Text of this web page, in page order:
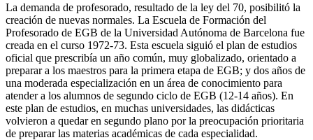
La demanda de profesorado, resultado de la ley del 70, posibilitó la
creación de nuevas normales. La Escuela de Formación del
Profesorado de EGB de la Universidad Autónoma de Barcelona fue
creada en el curso 1972-73. Esta escuela siguió el plan de estudios
oficial que prescribía un año común, muy globalizado, orientado a
preparar a los maestros para la primera etapa de EGB; y dos años de
una moderada especialización en un área de conocimiento para
atender a los alumnos de segundo ciclo de EGB (12-14 años). En
este plan de estudios, en muchas universidades, las didácticas
volvieron a quedar en segundo plano por la preocupación prioritaria
de preparar las materias académicas de cada especialidad.